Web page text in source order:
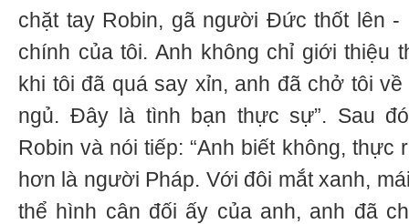
chặt tay Robin, gã người Đức thốt lên
chính của tôi. Anh không chỉ giới thiệu
khi tôi đã quá say xỉn, anh đã chở tôi
ngủ. Đây là tình bạn thực sự”. Sau
Robin và nói tiếp: “Anh biết không,
hơn là người Pháp. Với đôi mắt xanh,
thể hình cân đối ấy của anh, anh đã